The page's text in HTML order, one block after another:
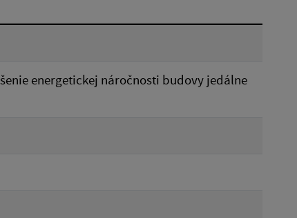
Reset
energetickej náročnosti budovy jedálne